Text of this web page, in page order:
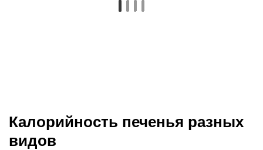
Калорийность печенья разных
видов